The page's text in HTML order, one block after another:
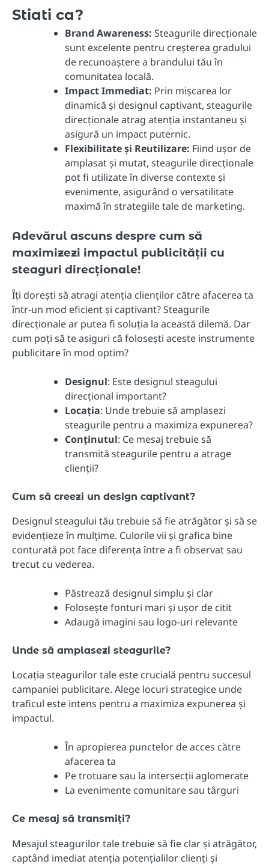
Stiati ca?
Brand Awareness: Steagurile direcționale
sunt excelente pentru creșterea gradului
de recunoaștere a brandului tău în
comunitatea locală.
Impact Immediat: Prin mișcarea lor
dinamică și designul captivant, steagurile
direcționale atrag atenția instantaneu și
asigură un impact puternic.
Flexibilitate și Reutilizare: Fiind ușor de
amplasat și mutat, steagurile direcționale
pot fi utilizate în diverse contexte și
evenimente, asigurând o versatilitate
maximă în strategiile tale de marketing.
Adevărul ascuns despre cum să
maximizezi impactul publicității cu
steaguri direcționale!
Îți dorești să atragi atenția clienților către afacerea ta
într-un mod eficient și captivant? Steagurile
direcționale ar putea fi soluția la această dilemă. Dar
cum poți să te asiguri că folosești aceste instrumente
publicitare în mod optim?
Designul: Este designul steagului
direcțional important?
Locația: Unde trebuie să amplasezi
steagurile pentru a maximiza expunerea?
Conținutul: Ce mesaj trebuie să
transmită steagurile pentru a atrage
clienții?
Cum să creezi un design captivant?
Designul steagului tău trebuie să fie atrăgător și să se
evidențieze în mulțime. Culorile vii și grafica bine
conturată pot face diferența între a fi observat sau
trecut cu vederea.
Păstrează designul simplu și clar
Folosește fonturi mari și ușor de citit
Adaugă imagini sau logo-uri relevante
Unde să amplasezi steagurile?
Locația steagurilor tale este crucială pentru succesul
campaniei publicitare. Alege locuri strategice unde
traficul este intens pentru a maximiza expunerea și
impactul.
În apropierea punctelor de acces către
afacerea ta
Pe trotuare sau la intersecții aglomerate
La evenimente comunitare sau târguri
Ce mesaj să transmiți?
Mesajul steagurilor tale trebuie să fie clar și atrăgător,
captând imediat atenția potențialilor clienți și